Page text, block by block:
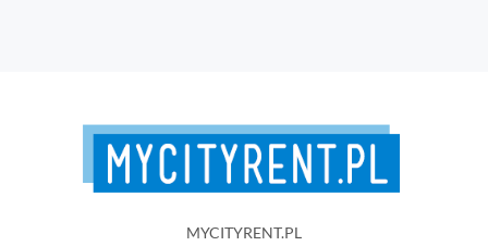
MYCITYRENT.PL